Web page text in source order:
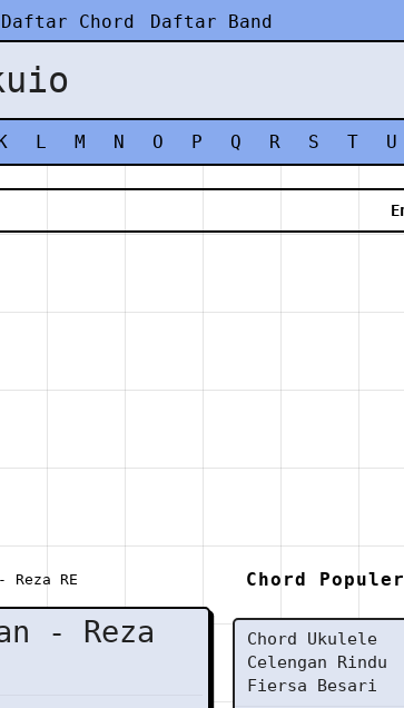
Daftar Chord Daftar Band
L M N O P Q R S T U
Reza RE
- Reza
Chord Populer
Chord Ukulele
Celengan Rindu
Fiersa Besari